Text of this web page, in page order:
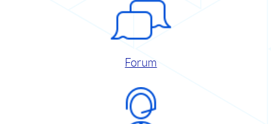
Forum